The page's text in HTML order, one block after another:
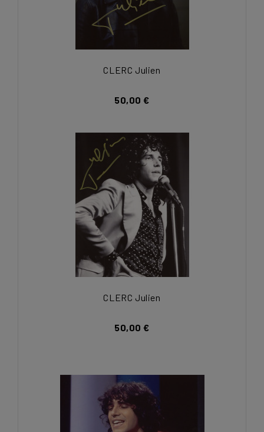
CLERC Julien
50,00 €
CLERC Julien
50,00 €